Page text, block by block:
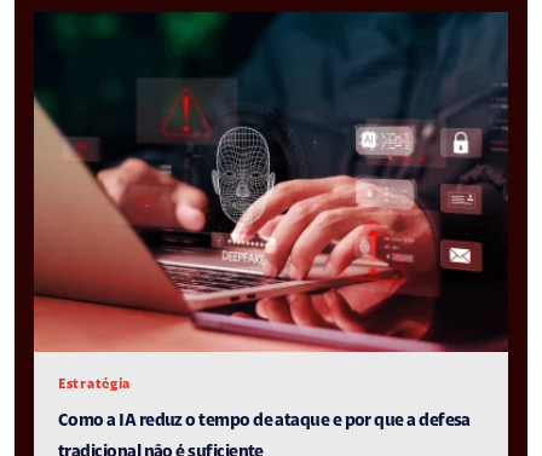
Estratégia
Como a IA reduz o tempo de ataque e por que a defesa